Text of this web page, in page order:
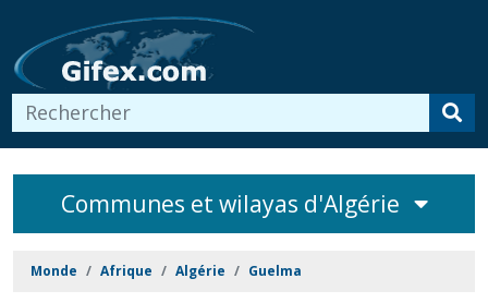
Communes et wilayas d'Algérie
Monde Afrique Algérie Guelma